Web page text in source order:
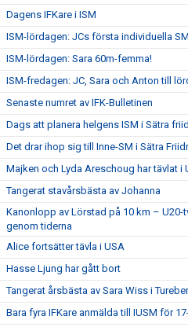
Dagens IFKare i ISM
ISM-lördagen: JCs första individuella
ISM-lördagen: Sara 60m-femma!
ISM-fredagen: JC, Sara och Anton till
Senaste numret av IFK-Bulletinen
Dags att planera helgens ISM i Sätra
Det drar ihop sig till Inne-SM i Sätra
Majken och Lyda Areschoug har tävlat i
Tangerat stavårsbästa av Johanna
Kanonlopp av Lörstad på 10 km – U20-
genom tiderna
Alice fortsätter tävla i USA
Hasse Ljung har gått bort
Tangerat årsbästa av Sara Wiss i
Bara fyra IFKare anmälda till IUSM för